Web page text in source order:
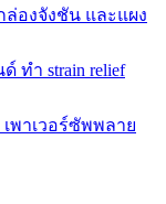
ล่องจังชัน และแผง
ทำ strain relief
พาเวอร์ซัพพลาย